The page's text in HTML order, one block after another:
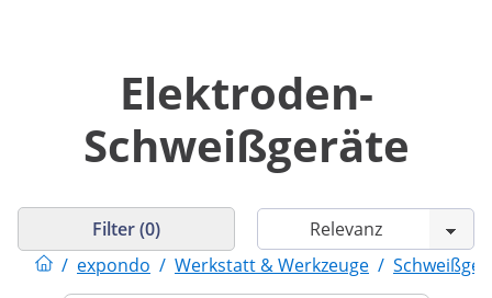
Elektroden-
Schweißgeräte
/ expondo / Werkstatt & Werkzeuge /
Filter (0)